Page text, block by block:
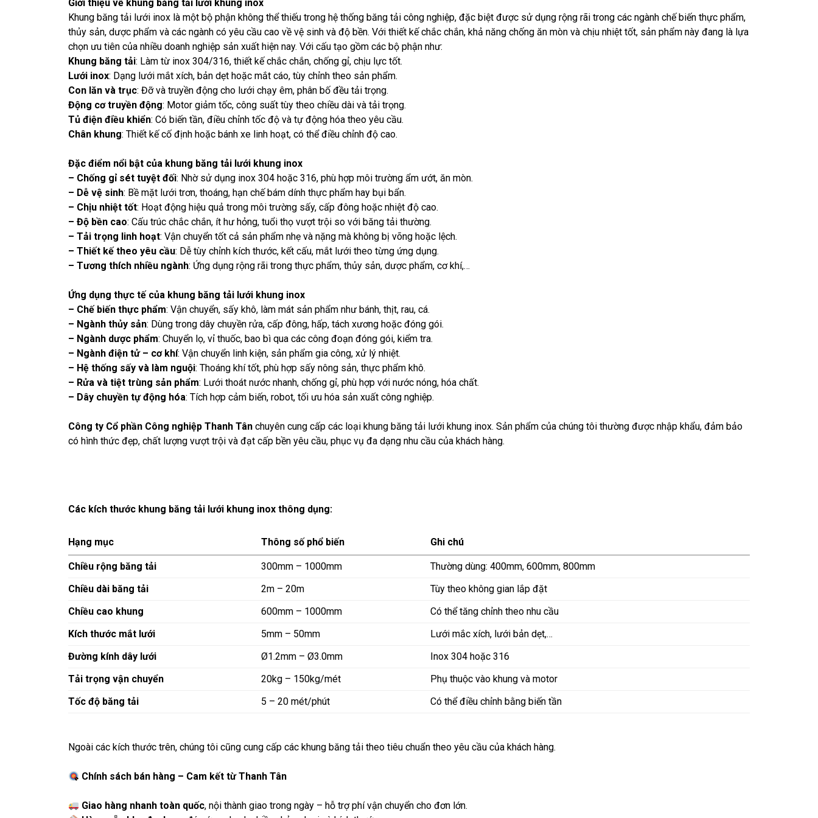
Giới thiệu về khung băng tải lưới khung inox
Khung băng tải lưới inox là một bộ phận không thể thiếu trong hệ thống băng tải công nghiệp, đặc biệt được sử dụng rộng rãi trong các ngành chế biến thực phẩm,
thủy sản, dược phẩm và các ngành có yêu cầu cao về vệ sinh và độ bền. Với thiết kế chắc chắn, khả năng chống ăn mòn và chịu nhiệt tốt, sản phẩm này đang là lựa
chọn ưu tiên của nhiều doanh nghiệp sản xuất hiện nay. Với cấu tạo gồm các bộ phận như:
Khung băng tải: Làm từ inox 304/316, thiết kế chắc chắn, chống gỉ, chịu lực tốt.
Lưới inox: Dạng lưới mắt xích, bản dẹt hoặc mắt cáo, tùy chỉnh theo sản phẩm.
Con lăn và trục: Đỡ và truyền động cho lưới chạy êm, phân bố đều tải trọng.
Động cơ truyền động: Motor giảm tốc, công suất tùy theo chiều dài và tải trọng.
Tủ điện điều khiển: Có biến tần, điều chỉnh tốc độ và tự động hóa theo yêu cầu.
Chân khung: Thiết kế cố định hoặc bánh xe linh hoạt, có thể điều chỉnh độ cao.
Đặc điểm nổi bật của khung băng tải lưới khung inox
– Chống gỉ sét tuyệt đối: Nhờ sử dụng inox 304 hoặc 316, phù hợp môi trường ẩm ướt, ăn mòn.
– Dễ vệ sinh: Bề mặt lưới trơn, thoáng, hạn chế bám dính thực phẩm hay bụi bẩn.
– Chịu nhiệt tốt: Hoạt động hiệu quả trong môi trường sấy, cấp đông hoặc nhiệt độ cao.
– Độ bền cao: Cấu trúc chắc chắn, ít hư hỏng, tuổi thọ vượt trội so với băng tải thường.
– Tải trọng linh hoạt: Vận chuyển tốt cả sản phẩm nhẹ và nặng mà không bị võng hoặc lệch.
– Thiết kế theo yêu cầu: Dễ tùy chỉnh kích thước, kết cấu, mắt lưới theo từng ứng dụng.
– Tương thích nhiều ngành: Ứng dụng rộng rãi trong thực phẩm, thủy sản, dược phẩm, cơ khí,…
Ứng dụng thực tế của khung băng tải lưới khung inox
– Chế biến thực phẩm: Vận chuyển, sấy khô, làm mát sản phẩm như bánh, thịt, rau, cá.
– Ngành thủy sản: Dùng trong dây chuyền rửa, cấp đông, hấp, tách xương hoặc đóng gói.
– Ngành dược phẩm: Chuyển lọ, vỉ thuốc, bao bì qua các công đoạn đóng gói, kiểm tra.
– Ngành điện tử – cơ khí: Vận chuyển linh kiện, sản phẩm gia công, xử lý nhiệt.
– Hệ thống sấy và làm nguội: Thoáng khí tốt, phù hợp sấy nông sản, thực phẩm khô.
– Rửa và tiệt trùng sản phẩm: Lưới thoát nước nhanh, chống gỉ, phù hợp với nước nóng, hóa chất.
– Dây chuyền tự động hóa: Tích hợp cảm biến, robot, tối ưu hóa sản xuất công nghiệp.
Công ty Cổ phần Công nghiệp Thanh Tân chuyên cung cấp các loại khung băng tải lưới khung inox. Sản phẩm của chúng tôi thường được nhập khẩu, đảm bảo
có hình thức đẹp, chất lượng vượt trội và đạt cấp bền yêu cầu, phục vụ đa dạng nhu cầu của khách hàng.
Các kích thước khung băng tải lưới khung inox thông dụng:
Hạng mục Thông số phổ biến Ghi chú
Chiều rộng băng tải 300mm – 1000mm
Thường dùng: 400mm, 600mm, 800mm
Chiều dài băng tải
2m – 20m
Tùy theo không gian lắp đặt
Chiều cao khung
600mm – 1000mm
Có thể tăng chỉnh theo nhu cầu
Kích thước mắt lưới
5mm – 50mm
Lưới mắc xích, lưới bản dẹt,…
Đường kính dây lưới
Ø1.2mm – Ø3.0mm
Inox 304 hoặc 316
Tải trọng vận chuyển
20kg – 150kg/mét
Phụ thuộc vào khung và motor
Tốc độ băng tải
5 – 20 mét/phút Có thể điều chỉnh bằng biến tần
Ngoài các kích thước trên, chúng tôi cũng cung cấp các khung băng tải theo tiêu chuẩn theo yêu cầu của khách hàng.
Chính sách bán hàng – Cam kết từ Thanh Tân
Giao hàng nhanh toàn quốc, nội thành giao trong ngày – hỗ trợ phí vận chuyển cho đơn lớn.